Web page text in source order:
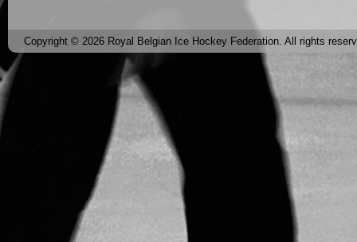
Copyright © 2026 Royal Belgian Ice Hockey Federation. All rights